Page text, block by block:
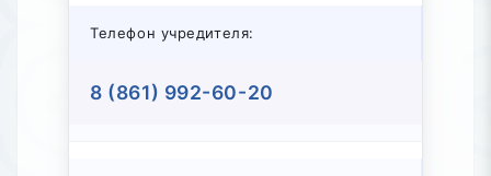
Телефон учредителя:
8 (861) 992-60-20